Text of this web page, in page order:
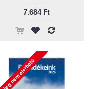
7.684 Ft